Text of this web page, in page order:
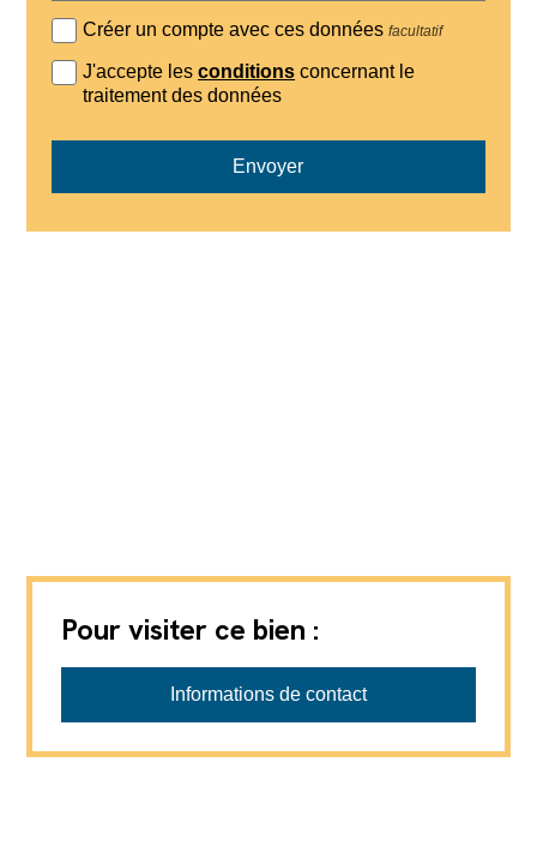
Créer un compte avec ces donnéesfacultatif
J'accepte lesconditions concernant le
traitement des données
Envoyer
Pour visiter ce bien :
Régie Immosol SA
Courtage : Mark Besserer - +41 79 157 35 35
Informations de contact